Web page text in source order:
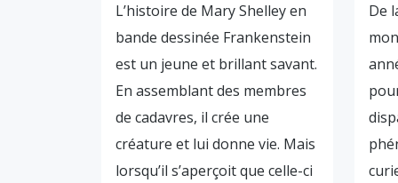
L’histoire de Mary Shelley en
bande dessinée Frankenstein
est un jeune et brillant savant.
En assemblant des membres
de cadavres, il crée une
créature et lui donne vie. Mais
lorsqu’il s’aperçoit que celle-ci
De